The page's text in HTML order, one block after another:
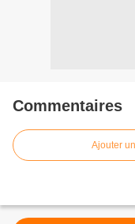
Commentaires
Ajouter